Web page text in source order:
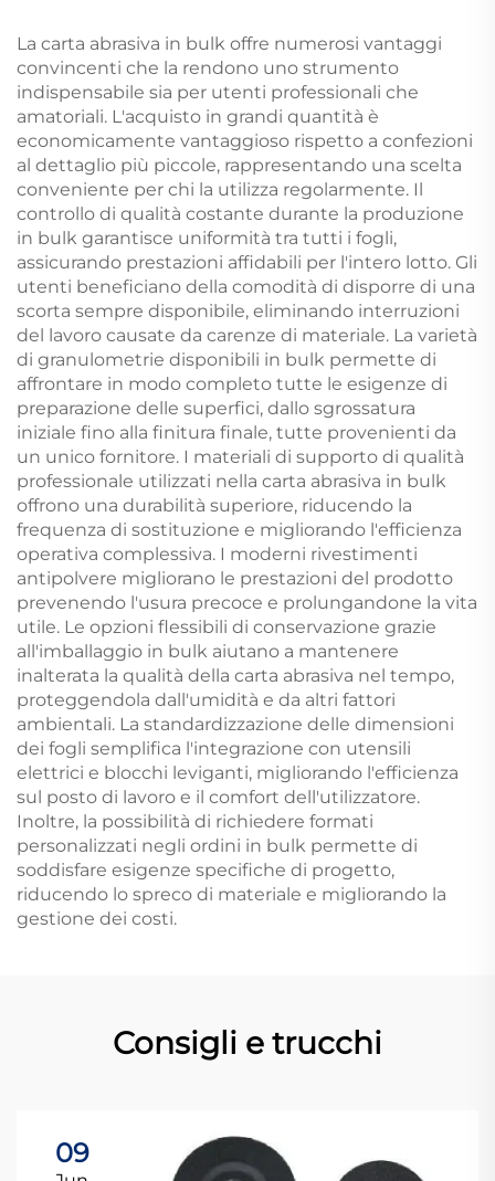
La carta abrasiva in bulk offre numerosi vantaggi
convincenti che la rendono uno strumento
indispensabile sia per utenti professionali che
amatoriali. L'acquisto in grandi quantità è
economicamente vantaggioso rispetto a confezioni
al dettaglio più piccole, rappresentando una scelta
conveniente per chi la utilizza regolarmente. Il
controllo di qualità costante durante la produzione
in bulk garantisce uniformità tra tutti i fogli,
assicurando prestazioni affidabili per l'intero lotto. Gli
utenti beneficiano della comodità di disporre di una
scorta sempre disponibile, eliminando interruzioni
del lavoro causate da carenze di materiale. La varietà
di granulometrie disponibili in bulk permette di
affrontare in modo completo tutte le esigenze di
preparazione delle superfici, dallo sgrossatura
iniziale fino alla finitura finale, tutte provenienti da
un unico fornitore. I materiali di supporto di qualità
professionale utilizzati nella carta abrasiva in bulk
offrono una durabilità superiore, riducendo la
frequenza di sostituzione e migliorando l'efficienza
operativa complessiva. I moderni rivestimenti
antipolvere migliorano le prestazioni del prodotto
prevenendo l'usura precoce e prolungandone la vita
utile. Le opzioni flessibili di conservazione grazie
all'imballaggio in bulk aiutano a mantenere
inalterata la qualità della carta abrasiva nel tempo,
proteggendola dall'umidità e da altri fattori
ambientali. La standardizzazione delle dimensioni
dei fogli semplifica l'integrazione con utensili
elettrici e blocchi leviganti, migliorando l'efficienza
sul posto di lavoro e il comfort dell'utilizzatore.
Inoltre, la possibilità di richiedere formati
personalizzati negli ordini in bulk permette di
soddisfare esigenze specifiche di progetto,
riducendo lo spreco di materiale e migliorando la
gestione dei costi.
Consigli e trucchi
09